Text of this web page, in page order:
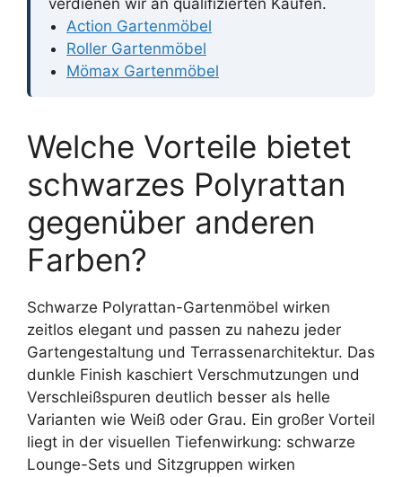
verdienen wir an qualifizierten Käufen.
Action Gartenmöbel
Roller Gartenmöbel
Mömax Gartenmöbel
Welche Vorteile bietet
schwarzes Polyrattan
gegenüber anderen
Farben?
Schwarze Polyrattan-Gartenmöbel wirken
zeitlos elegant und passen zu nahezu jeder
Gartengestaltung und Terrassenarchitektur. Das
dunkle Finish kaschiert Verschmutzungen und
Verschleißspuren deutlich besser als helle
Varianten wie Weiß oder Grau. Ein großer Vorteil
liegt in der visuellen Tiefenwirkung: schwarze
Lounge-Sets und Sitzgruppen wirken